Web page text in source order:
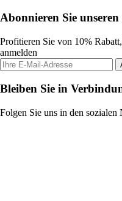
Abonnieren Sie unseren
Profitieren Sie von 10%
anmelden
Bleiben Sie in
Folgen Sie uns in den sozialen